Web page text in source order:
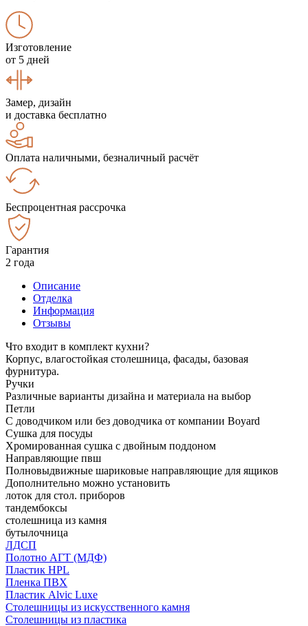
Изготовление
от 5 дней
Замер, дизайн
и доставка бесплатно
Оплата наличными, безналичный расчёт
Беспроцентная рассрочка
Гарантия
2 года
Описание
Отделка
Информация
Отзывы
Что входит в комплект кухни?
Корпус, влагостойкая столешница, фасады, базовая
фурнитура.
Ручки
Различные варианты дизайна и материала на выбор
Петли
С доводчиком или без доводчика от компании Boyard
Сушка для посуды
Хромированная сушка с двойным поддоном
Направляющие пвш
Полновыдвижные шариковые направляющие для ящиков
Дополнительно можно установить
лоток для стол. приборов
тандембоксы
столешница из камня
бутылочница
ЛДСП
Полотно АГТ (МДФ)
Пластик HPL
Пленка ПВХ
Пластик Alvic Luxe
Столешницы из искусственного камня
Столешницы из пластика